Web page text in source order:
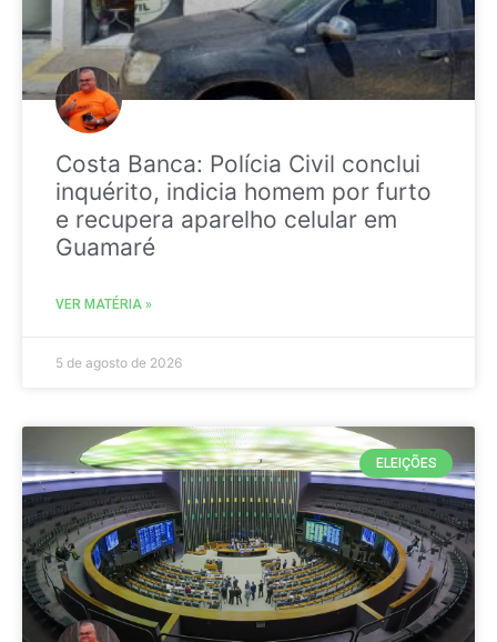
Costa Banca: Polícia Civil conclui
inquérito, indicia homem por furto
e recupera aparelho celular em
Guamaré
VER MATÉRIA »
5 de agosto de 2026
ELEIÇÕES